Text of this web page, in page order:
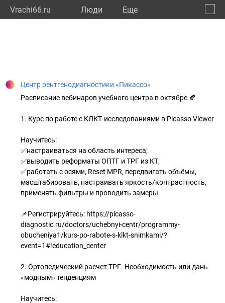
Vrachi66.ru Люди Eще
Центр рентгенодиагностики «Пикассо»
Расписание вебинаров учебного центра в октябре 🍂
1. Курс по работе с КЛКТ-исследованиями в Picasso Viewer
Научитесь:
✅настраиваться на область интереса;
✅выводить реформаты ОПТГ и ТРГ из КТ;
✅работать с осями, Reset MPR, передвигать объёмы,
масштабировать, настраивать яркость/контрастность,
применять фильтры и проводить замеры.
📌Регистрируйтесь: https://picasso-
diagnostic.ru/doctors/uchebnyi-centr/programmy-
obucheniya1/kurs-po-rabote-s-klkt-snimkami/?
event=1#!education_center
2. Ортопедический расчет ТРГ. Необходимость или дань
«модным» тенденциям
Научитесь: